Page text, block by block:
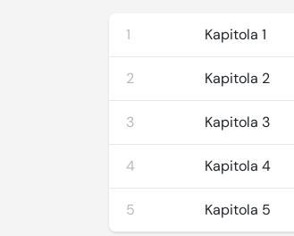
1 Kapitola 1
2 Kapitola 2
3 Kapitola 3
4 Kapitola 4
5 Kapitola 5